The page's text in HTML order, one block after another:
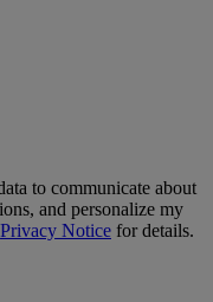
to communicate about
and personalize my
Privacy Notice for details.